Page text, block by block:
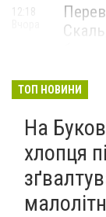
12:18
НОВИНИ
Вчора
ТОП НОВИНИ
На
хлопця